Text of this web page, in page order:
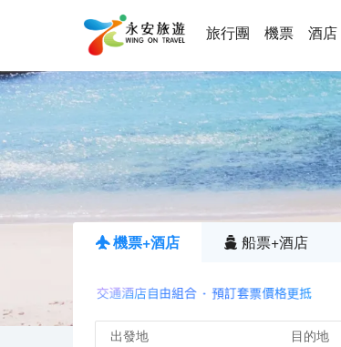
旅行團 機票 酒店
機票+酒店 船票+酒店
出發地 目的地